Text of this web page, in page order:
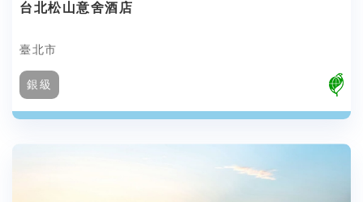
台北松山意舍酒店
臺北市
銀級